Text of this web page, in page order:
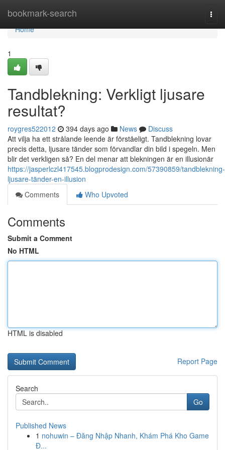
bookmark-search
Home
Home
1
Tandblekning: Verkligt ljusare
resultat?
roygres522012 394 days ago News
Discuss
Att vilja ha ett strålande leende är förståeligt. Tandblekning lovar
precis detta, ljusare tänder som förvandlar din bild i spegeln. Men
blir det verkligen så? En del menar att blekningen är en illusionär
https://jasperlczl417545.blogprodesign.com/57390859/tandblekning-
ljusare-tänder-en-illusion
Comments
Who Upvoted
Comments
Submit a Comment
No HTML
HTML is disabled
Report Page
Search
Go
Published News
1 nohuwin – Đăng Nhập Nhanh, Khám Phá Kho Game
Đ...